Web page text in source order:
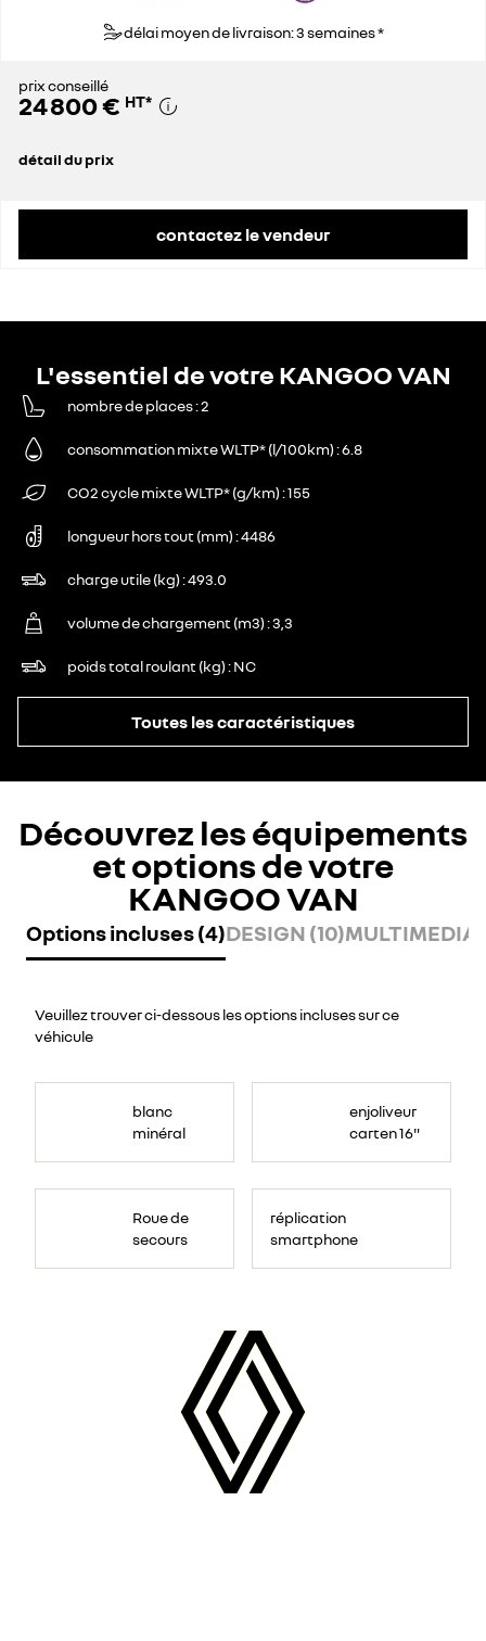
délai moyen de livraison: 3 semaines *
prix conseillé
24 800 € HT*
détail du prix
contactez le vendeur
L'essentiel de votre KANGOO VAN
nombre de places 2
consommation mixte WLTP* (l/100km) 6.8
CO2 cycle mixte WLTP* (g/km) 155
longueur hors tout (mm) 4486
charge utile (kg) 493.0
volume de chargement (m3) 3,3
poids total roulant (kg) NC
Toutes les caractéristiques
Découvrez les équipements
et options de votre
KANGOO VAN
Options incluses (4)DESIGN (10)MULTIMEDIA
Veuillez trouver ci-dessous les options incluses sur ce
véhicule
blanc
minéral
enjoliveur
carten 16"
Roue de
secours
réplication
smartphone